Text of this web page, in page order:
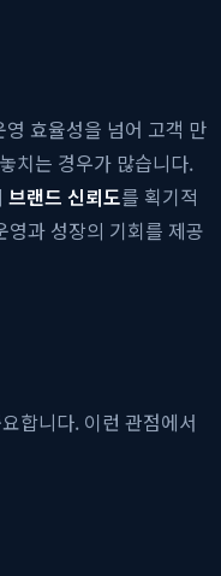
효율성을 넘어 고객 만
치는 경우가 많습니다.
브랜드 신뢰도를 획기적
과 성장의 기회를 제공
합니다. 이런 관점에서